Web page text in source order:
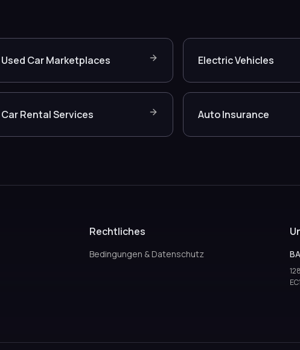
Used Car Marketplaces Electric Vehicles
Car Rental Services Auto Insurance
Rechtliches
Bedingungen & Datenschutz